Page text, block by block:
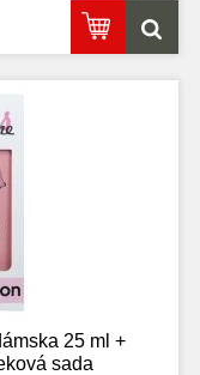
25 ml +
sada